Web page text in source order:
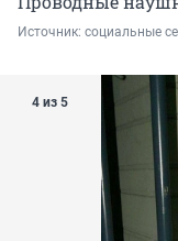
Источник: социальные
4 из 5